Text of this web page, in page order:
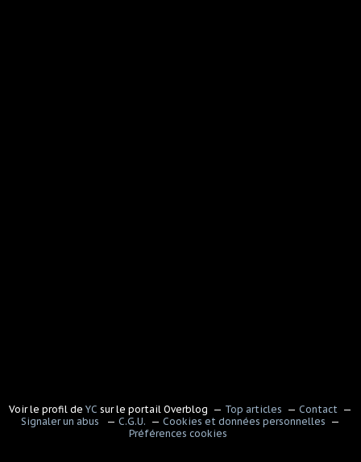
Voir le profil de YC sur le portail Overblog Top articles
Contact
Signaler un abus
C.G.U.
Cookies et données personnelles
Préférences cookies